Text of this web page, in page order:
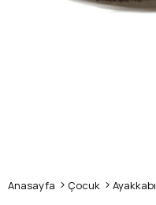
Anasayfa Çocuk Ayakkabı